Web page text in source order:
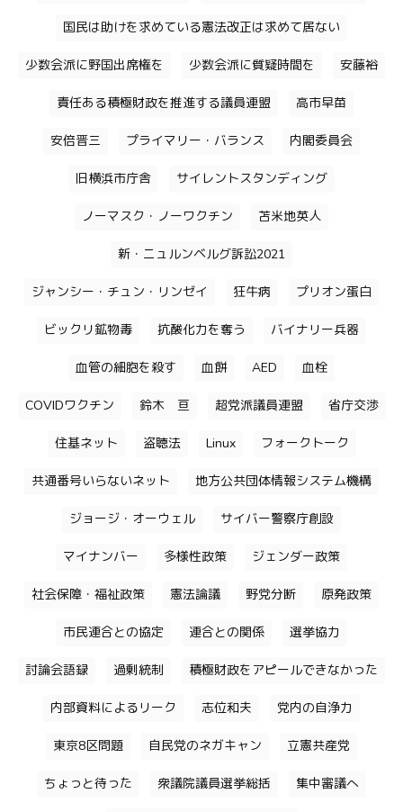
国民は助けを求めている憲法改正は求めて居ない
少数会派に野国出席権を 少数会派に質疑時間を 安藤裕
責任ある積極財政を推進する議員連盟 高市早苗
安倍晋三 プライマリー・バランス 内閣委員会
旧横浜市庁舎 サイレントスタンディング
ノーマスク・ノーワクチン 苫米地英人
新・ニュルンベルグ訴訟2021
ジャンシー・チュン・リンゼイ 狂牛病 プリオン蛋白
ビックリ鉱物毒 抗酸化力を奪う バイナリー兵器
血管の細胞を殺す 血餅 AED 血栓
COVIDワクチン 鈴木 亘 超党派議員連盟 省庁交渉
住基ネット 盗聴法 Linux フォークトーク
共通番号いらないネット 地方公共団体情報システム機構
ジョージ・オーウェル サイバー警察庁創設
マイナンバー 多様性政策 ジェンダー政策
社会保障・福祉政策 憲法論議 野党分断 原発政策
市民連合との協定 連合との関係 選挙協力
討論会語録 過剰統制 積極財政をアピールできなかった
内部資料によるリーク 志位和夫 党内の自浄力
東京8区問題 自民党のネガキャン 立憲共産党
ちょっと待った 衆議院議員選挙総括 集中審議へ